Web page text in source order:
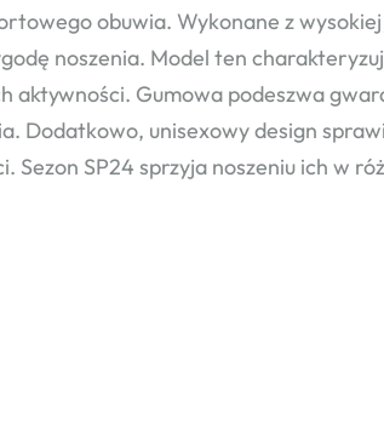
obuwia. Wykonane z
noszenia. Model ten
aktywności. Gumowa podeszwa
Dodatkowo, unisexowy design
Sezon SP24 sprzyja noszeniu ich w